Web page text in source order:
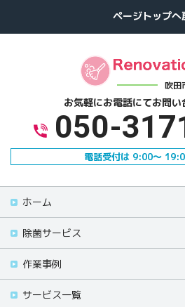
吹田
お気軽にお電話にてお問い
050-
電話受付は 9:00～
ホーム
除菌サービス
作業事例
サービス一覧